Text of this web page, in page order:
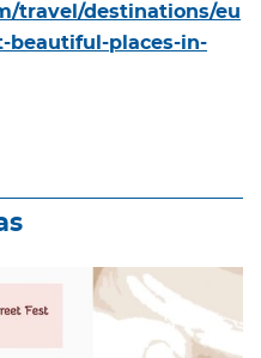
travel/destinations/eu
beautiful-places-in-